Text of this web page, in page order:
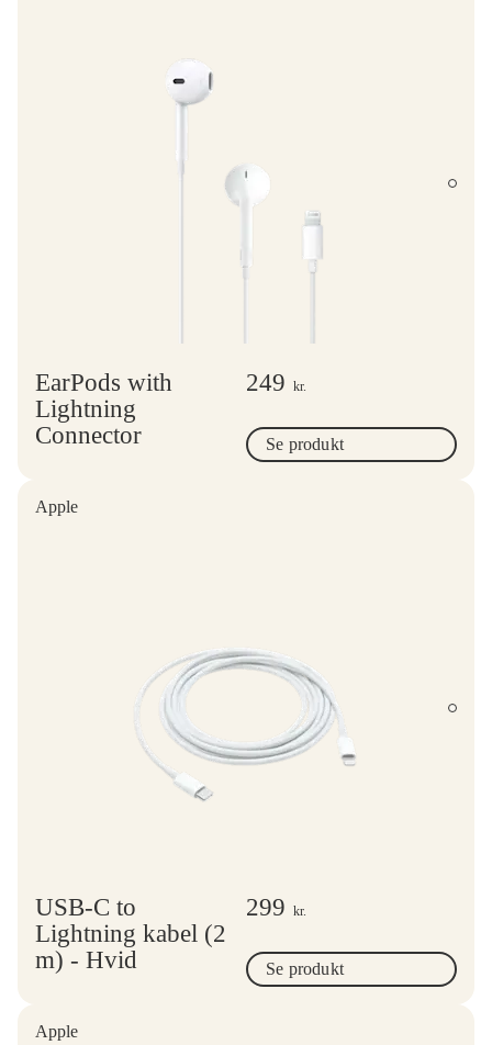
EarPods with
Lightning
Connector
249 kr.
Se produkt
Apple
USB-C to
Lightning kabel (2
m) - Hvid
299 kr.
Se produkt
Apple